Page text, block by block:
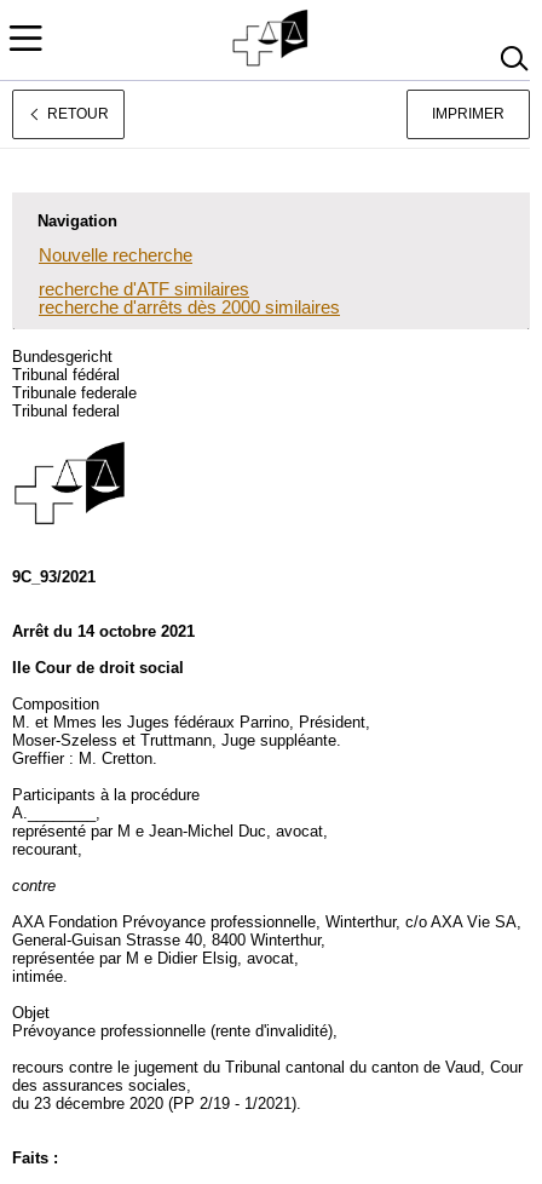
Deutsch
RETOUR IMPRIMER
Navigation
Nouvelle recherche
recherche d'ATF similaires
recherche d'arrêts dès 2000 similaires
Bundesgericht
Tribunal fédéral
Tribunale federale
Tribunal federal
9C_93/2021
Arrêt du 14 octobre 2021
IIe Cour de droit social
Composition
M. et Mmes les Juges fédéraux Parrino, Président,
Moser-Szeless et Truttmann, Juge suppléante.
Greffier : M. Cretton.
Participants à la procédure
A.________,
représenté par M e Jean-Michel Duc, avocat,
recourant,
contre
AXA Fondation Prévoyance professionnelle, Winterthur, c/o AXA Vie SA,
General-Guisan Strasse 40, 8400 Winterthur,
représentée par M e Didier Elsig, avocat,
intimée.
Objet
Prévoyance professionnelle (rente d'invalidité),
recours contre le jugement du Tribunal cantonal du canton de Vaud, Cour
des assurances sociales,
du 23 décembre 2020 (PP 2/19 - 1/2021).
Faits :